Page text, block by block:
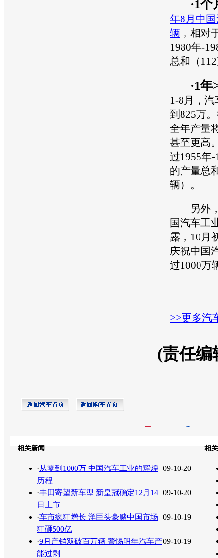
·1个
年8月中
辆 ，相对
1980年-
总和（
·1年
1-8月，
到825万
全年产量
甚至更高
过1955年-
的产量总
辆）。
另外，
国汽车工
露，10月
庆祝中国
过1000万
>>更多汽
(责任编
转发至：
相关新闻
09-10-20
·从零到1000万 中国汽车工业的辉煌
历程
09-10-20
·丰田寄望新车型 新皇冠确定12月14
日上市
09-10-19
·车市疯狂增长 洋巨头豪赌中国市场
狂砸500亿
09-10-19
·9月产销双破百万辆 警惕明年汽车产
能过剩
相